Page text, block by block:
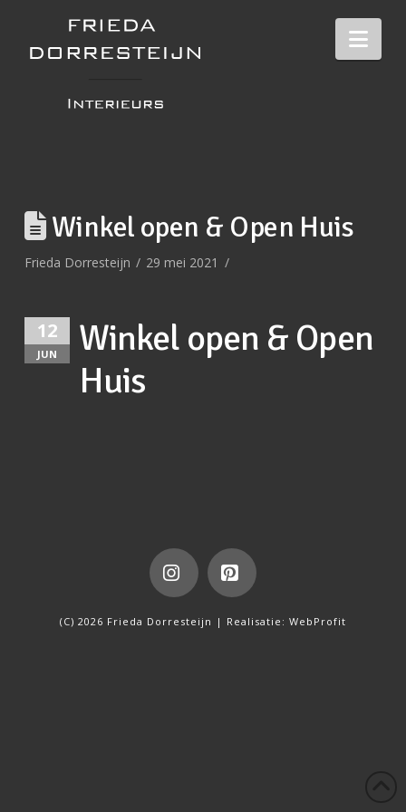
Winkel open & Open Huis
Frieda Dorresteijn 29 mei 2021
12
JUN
Winkel open & Open
Huis
InstagramPinterest
(C) 2026 Frieda Dorresteijn | Realisatie: WebProfit